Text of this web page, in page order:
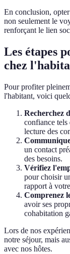
En conclusion,
non seulement le
renforçant le lien
Les étapes
chez
Pour profiter
l'habitant, voici
Recherchez
confiance tels
lecture des
un contact
des besoins.
Vérifiez
pour choisir
rapport à
Comprenez
avoir ses
cohabitation
Lors de nos
notre séjour, mais
avec nos hôtes.